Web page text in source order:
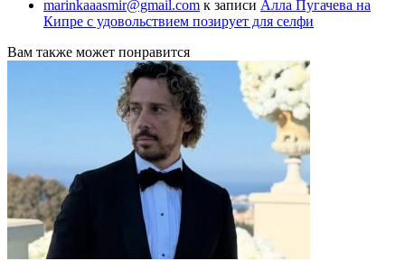
marinkaaasmir@gmail.com к записи Алла Пугачева на
Кипре с удовольствием позирует для селфи
Вам также может понравится